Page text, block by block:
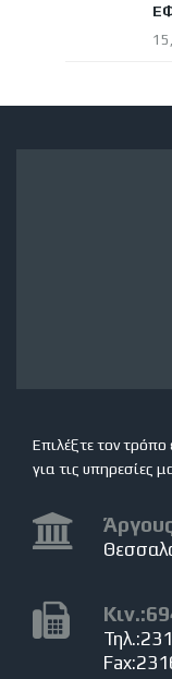
Επιλέξτε τον
για τις υπηρεσίες